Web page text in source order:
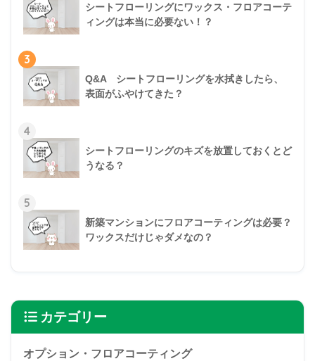
シートフローリングにワックス・フロアコーテ
ィングは本当に必要ない！？
3
Q&A シートフローリングを水拭きしたら、
表面がふやけてきた？
4
シートフローリングのキズを放置しておくとど
うなる？
5
新築マンションにフロアコーティングは必要？
ワックスだけじゃダメなの？
カテゴリー
オプション・フロアコーティング